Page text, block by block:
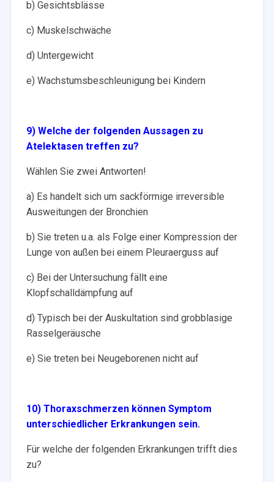
b) Gesichtsblässe
c) Muskelschwäche
d) Untergewicht
e) Wachstumsbeschleunigung bei Kindern
9) Welche der folgenden Aussagen zu
Atelektasen treffen zu?
Wählen Sie zwei Antworten!
a) Es handelt sich um sackförmige irreversible
Ausweitungen der Bronchien
b) Sie treten u.a. als Folge einer Kompression der
Lunge von außen bei einem Pleuraerguss auf
c) Bei der Untersuchung fällt eine
Klopfschalldämpfung auf
d) Typisch bei der Auskultation sind grobblasige
Rasselgeräusche
e) Sie treten bei Neugeborenen nicht auf
10) Thoraxschmerzen können Symptom
unterschiedlicher Erkrankungen sein.
Für welche der folgenden Erkrankungen trifft dies
zu?